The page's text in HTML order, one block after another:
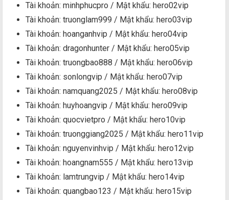
Tài khoản: minhphucpro / Mật khẩu: hero02vip
Tài khoản: truonglam999 / Mật khẩu: hero03vip
Tài khoản: hoanganhvip / Mật khẩu: hero04vip
Tài khoản: dragonhunter / Mật khẩu: hero05vip
Tài khoản: truongbao888 / Mật khẩu: hero06vip
Tài khoản: sonlongvip / Mật khẩu: hero07vip
Tài khoản: namquang2025 / Mật khẩu: hero08vip
Tài khoản: huyhoangvip / Mật khẩu: hero09vip
Tài khoản: quocvietpro / Mật khẩu: hero10vip
Tài khoản: truonggiang2025 / Mật khẩu: hero11vip
Tài khoản: nguyenvinhvip / Mật khẩu: hero12vip
Tài khoản: hoangnam555 / Mật khẩu: hero13vip
Tài khoản: lamtrungvip / Mật khẩu: hero14vip
Tài khoản: quangbao123 / Mật khẩu: hero15vip